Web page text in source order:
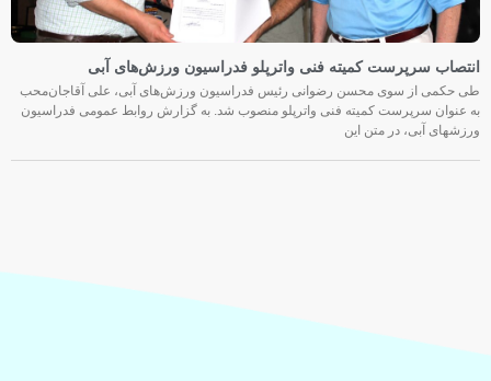
انتصاب سرپرست کمیته فنی واترپلو فدراسیون ورزش‌های آبی
طی حکمی از سوی محسن رضوانی رئیس فدراسیون ورزش‌های آبی، علی آقاجان‌محب
به عنوان سرپرست کمیته فنی واترپلو منصوب شد. به گزارش روابط عمومی فدراسیون
ورزشهای آبی، در متن این